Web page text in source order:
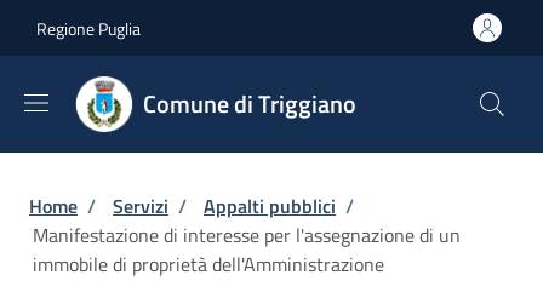
Regione Puglia
Comune di Triggiano
Briciole di pane
Home / Servizi / Appalti pubblici /
Manifestazione di interesse per l'assegnazione di un
immobile di proprietà dell'Amministrazione